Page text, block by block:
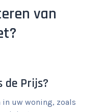
van
de Prijs?
uw woning, zoals